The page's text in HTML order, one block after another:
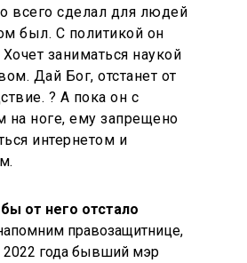
всего сделал для людей
был. С политикой он
заниматься наукой
Дай Бог, отстанет от
? А пока он с
на ноге, ему запрещено
интернетом и
от него отстало
правозащитнице,
2022 года бывший мэр